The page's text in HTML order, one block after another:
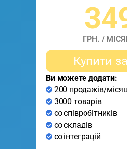
ГРН. /
Купити
Ви можете додати:
200 продажів/
3000 товарів
∞ співробітників
∞ складів
∞ інтеграцій